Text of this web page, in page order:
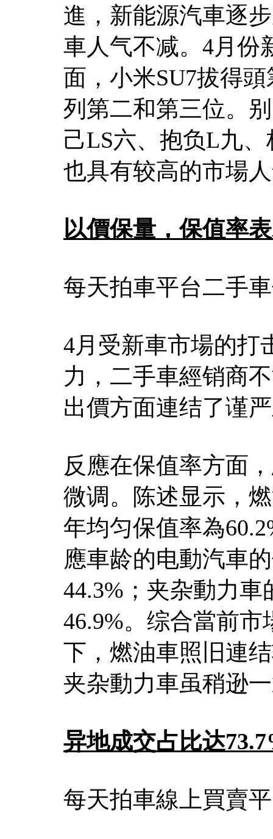
進，新能源汽車逐
車人气不减。4月份
面，小米SU7拔得
列第二和第三位。
己LS六、抱负L九
也具有较高的市場
以價保量，保值率
每天拍車平台二手
4月受新車市場的打
力，二手車經销商
出價方面連结了谨
反應在保值率方面
微调。陈述显示，
年均匀保值率為
應車龄的电動汽車
44.3%；夹杂動力車
46.9%。综合當前
下，燃油車照旧連
夹杂動力車虽稍逊
异地成交占比达
每天拍車線上買賣